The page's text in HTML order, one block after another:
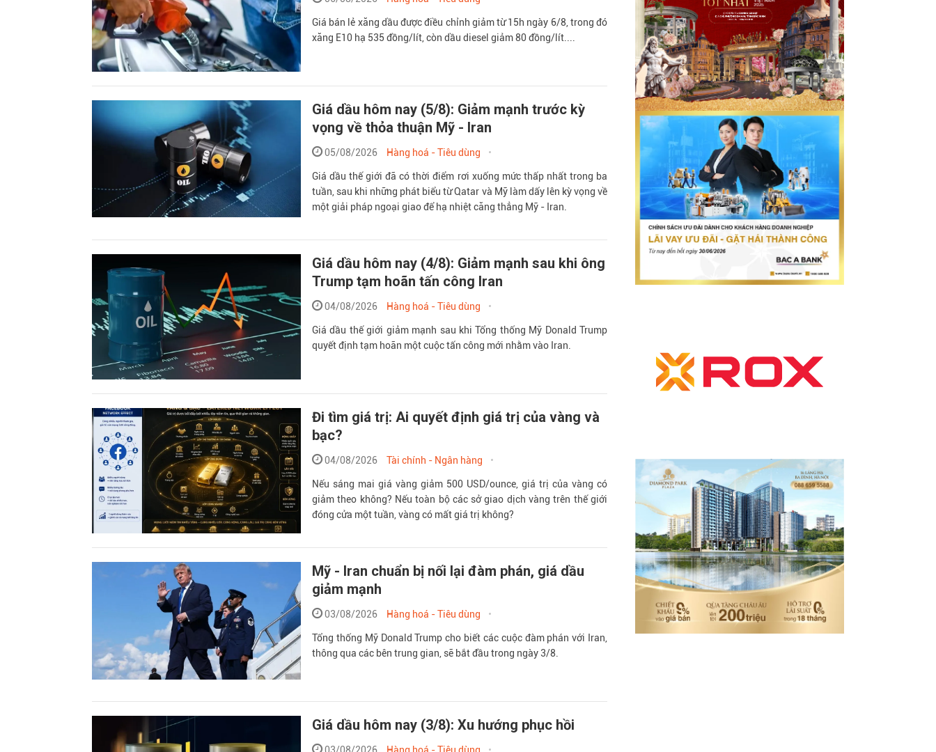
Giá bán lẻ xăng dầu được điều chỉnh giảm từ 15h ngày 6/8, trong đó
xăng E10 hạ 535 đồng/lít, còn dầu diesel giảm 80 đồng/lít....
Giá dầu hôm nay (5/8): Giảm mạnh trước kỳ
vọng về thỏa thuận Mỹ - Iran
05/08/2026 Hàng hoá - Tiêu dùng
Giá dầu thế giới đã có thời điểm rơi xuống mức thấp nhất trong ba
tuần, sau khi những phát biểu từ Qatar và Mỹ làm dấy lên kỳ vọng về
một giải pháp ngoại giao để hạ nhiệt căng thẳng Mỹ - Iran.
Giá dầu hôm nay (4/8): Giảm mạnh sau khi ông
Trump tạm hoãn tấn công Iran
04/08/2026 Hàng hoá - Tiêu dùng
Giá dầu thế giới giảm mạnh sau khi Tổng thống Mỹ Donald Trump
quyết định tạm hoãn một cuộc tấn công mới nhằm vào Iran.
Đi tìm giá trị: Ai quyết định giá trị của vàng và
bạc?
04/08/2026 Tài chính - Ngân hàng
Nếu sáng mai giá vàng giảm 500 USD/ounce, giá trị của vàng có
giảm theo không? Nếu toàn bộ các sở giao dịch vàng trên thế giới
đóng cửa một tuần, vàng có mất giá trị không?
Mỹ - Iran chuẩn bị nối lại đàm phán, giá dầu
giảm mạnh
03/08/2026 Hàng hoá - Tiêu dùng
Tổng thống Mỹ Donald Trump cho biết các cuộc đàm phán với Iran,
thông qua các bên trung gian, sẽ bắt đầu trong ngày 3/8.
Giá dầu hôm nay (3/8): Xu hướng phục hồi